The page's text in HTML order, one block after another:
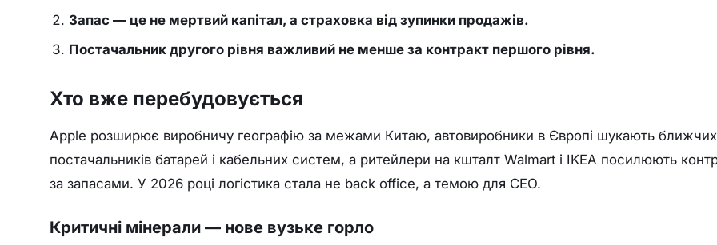
Запас — це не мертвий капітал, а страховка від зупинки продажів.
Постачальник другого рівня важливий не менше за контракт першого рівня.
Хто вже перебудовується
Apple розширює виробничу географію за межами Китаю, автовиробники в Європі шукають ближчих
постачальників батарей і кабельних систем, а ритейлери на кшталт Walmart і IKEA посилюють
за запасами. У 2026 році логістика стала не back office, а темою для CEO.
Критичні мінерали — нове вузьке горло